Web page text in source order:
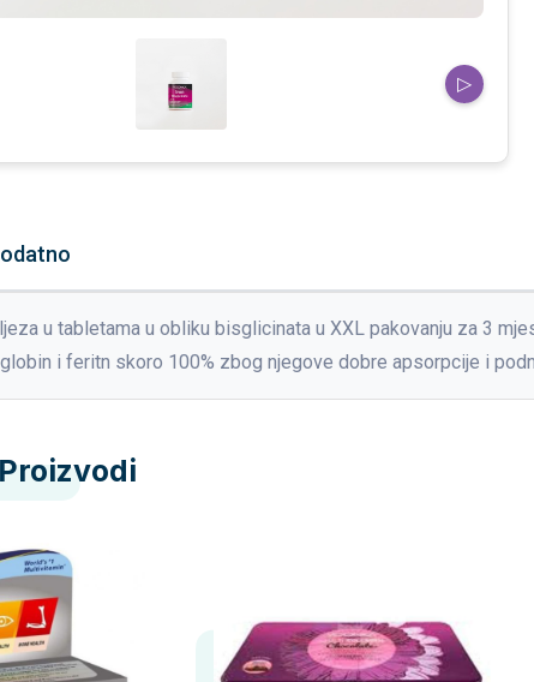
▷
u tabletama u obliku bisglicinata u XXL pakovanju za 3
i feritn skoro 100% zbog njegove dobre apsorpcije i